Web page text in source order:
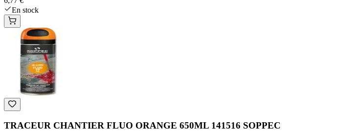
En stock
TRACEUR CHANTIER FLUO ORANGE 650ML 141516 SOPPEC